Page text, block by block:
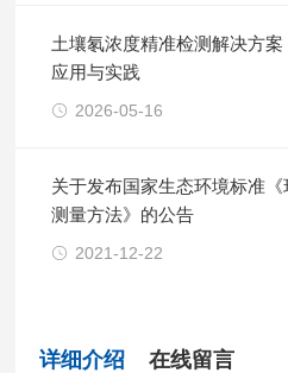
土壤氡浓度精准检测解决方
应用与实践
2026-05-16
关于发布国家生态环境标准
测量方法》的公告
2021-12-22
详细介绍 在线留言